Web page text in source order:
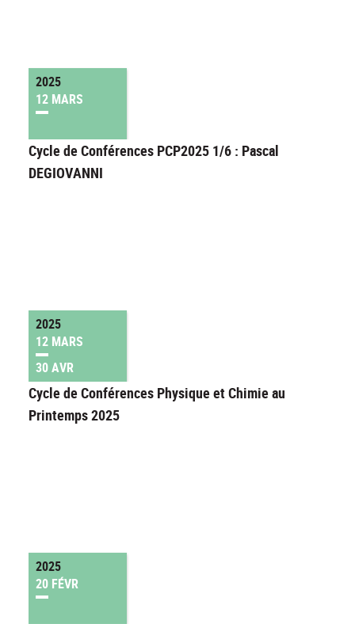
2025
12 MARS
Cycle de Conférences PCP2025 1/6 : Pascal
DEGIOVANNI
2025
12 MARS
30 AVR
Cycle de Conférences Physique et Chimie au
Printemps 2025
2025
20 FÉVR